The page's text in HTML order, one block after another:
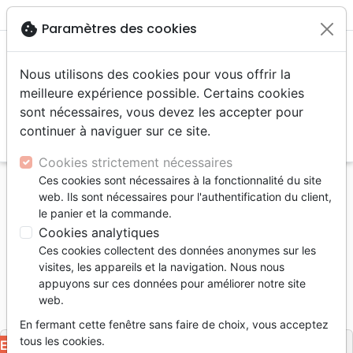
menu
Accueil Jeunesse Jeannot en Afrique - Ebook
Jeannot en Afrique
Ebook
Artiste :Samuel Grandjean
Référence
Editeur
La Maison de la Bible
EPUB
cookie Paramètres des cookies
Nous utilisons des cookies pour vous offrir la
meilleure expérience possible. Certains cookies
sont nécessaires, vous devez les accepter pour
continuer à naviguer sur ce site.
Cookies strictement nécessaires
Ces cookies sont nécessaires à la fonctionnalité du site
web. Ils sont nécessaires pour l'authentification du client,
le panier et la commande.
Cookies analytiques
Ces cookies collectent des données anonymes sur les
visites, les appareils et la navigation. Nous nous
appuyons sur ces données pour améliorer notre site
web.
En fermant cette fenêtre sans faire de choix, vous acceptez
tous les cookies.